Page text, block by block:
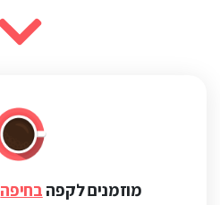
מוזמנים לקפה בחיפה